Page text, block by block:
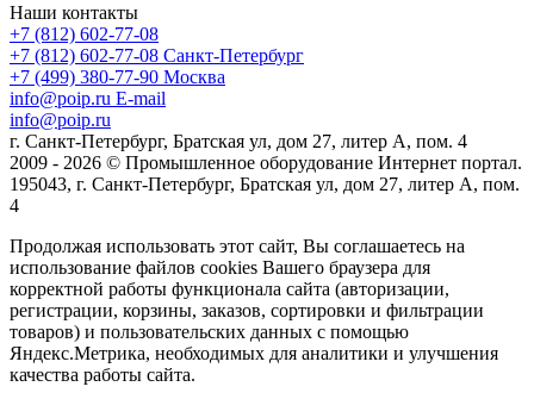
Наши контакты
+7 (812) 602-77-08
+7 (812) 602-77-08 Санкт-Петербург
+7 (499) 380-77-90 Москва
info@poip.ru E-mail
info@poip.ru
г. Санкт-Петербург, Братская ул, дом 27, литер А, пом. 4
2009 - 2026 © Промышленное оборудование Интернет портал.
195043, г. Санкт-Петербург, Братская ул, дом 27, литер А, пом.
4
Продолжая использовать этот сайт, Вы соглашаетесь на
использование файлов cookies Вашего браузера для
корректной работы функционала сайта (авторизации,
регистрации, корзины, заказов, сортировки и фильтрации
товаров) и пользовательских данных с помощью
Яндекс.Метрика, необходимых для аналитики и улучшения
качества работы сайта.